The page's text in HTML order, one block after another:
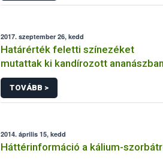
2017. szeptember 26, kedd
Határérték feletti színezéket
mutattak ki kandírozott ananászban
TOVÁBB >
2014. április 15, kedd
Háttérinformáció a kálium-